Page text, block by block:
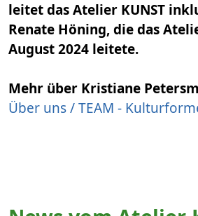
leitet das Atelier KUNST
Renate Höning, die das
August 2024 leitete.
Mehr über Kristiane
Über uns / TEAM -